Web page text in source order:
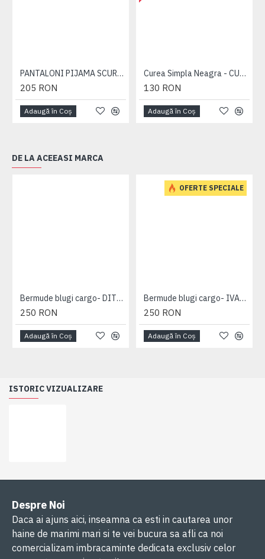
PANTALONI PIJAMA SCURTI BLEUMARIN – PACHET 2 BUCATI - 2XL 3XL 4XL 5XL 6XL
205 RON
Adaugă în Coş
Curea Simpla Neagra - CUREA PLAIN NEAGRA - 2XL 3XL 4XL 5XL 6XL 7XL
130 RON
Adaugă în Coş
DE LA ACEEASI MARCA
Bermude blugi cargo- DITO B - MID USED - 2XL 3XL 4XL 5XL 6XL 7XL
250 RON
Adaugă în Coş
OFERTE SPECIALE
Bermude blugi cargo- IVAN DARK USED - 2XL 3XL 4XL 5XL 6XL 7XL
250 RON
Adaugă în Coş
ISTORIC VIZUALIZARE
Despre Noi
Daca ai ajuns aici, inseamna ca esti in cautarea unor
haine de marimi mari si te vei bucura sa afli ca noi
comercializam imbracaminte dedicata exclusiv celor